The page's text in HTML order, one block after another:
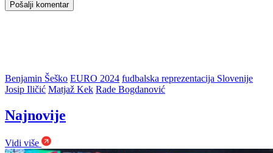
Benjamin Šeško EURO 2024 fudbalska reprezentacija Slovenije
Josip Iličić Matjaž Kek Rade Bogdanović
Najnovije
Vidi više